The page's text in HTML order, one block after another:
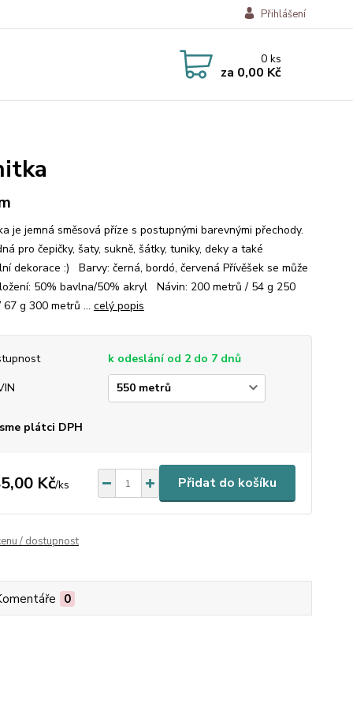
Přihlášení
0ks
za 0,00 Kč
je jemná směsová příze s postupnými barevnými přechody.
pro čepičky, šaty, sukně, šátky, tuniky, deky a také
dekorace :) Barvy: černá, bordó, červená Přívěšek se může
50% bavlna/50% akryl Návin: 200 metrů / 54 g 250
g 300 metrů ... celý popis
k odeslání od 2 do 7 dnů
plátci DPH
Kč/ks Přidat do košíku
/ dostupnost
0